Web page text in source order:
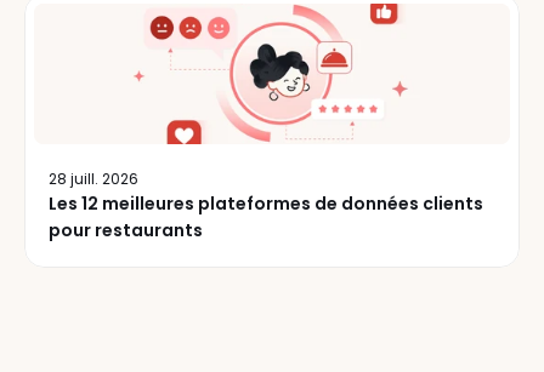
28 juill. 2026
Les 12 meilleures plateformes de données clients
pour restaurants